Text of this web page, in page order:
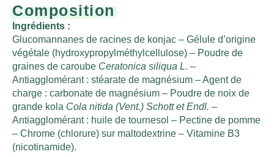
Composition
Ingrédients :
Glucomannanes de racines de konjac – Gélule d’origine
végétale (hydroxypropylméthylcellulose) – Poudre de
graines de caroube Ceratonica siliqua L. –
Antiagglomérant : stéarate de magnésium – Agent de
charge : carbonate de magnésium – Poudre de noix de
grande kola Cola nitida (Vent.) Schott et Endl. –
Antiagglomérant : huile de tournesol – Pectine de pomme
– Chrome (chlorure) sur maltodextrine – Vitamine B3
(nicotinamide).